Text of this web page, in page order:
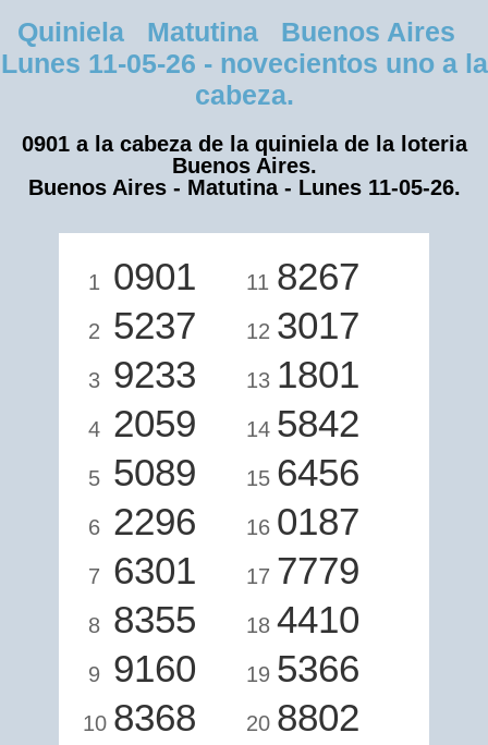
Quiniela Matutina Buenos Aires
Lunes 11-05-26 - novecientos uno a la
cabeza.
0901 a la cabeza de la quiniela de la loteria
Buenos Aires.
Buenos Aires - Matutina - Lunes 11-05-26.
1 0901
2 5237
3 9233
4 2059
5 5089
6 2296
7 6301
8 8355
9 9160
10 8368
11 8267
12 3017
13 1801
14 5842
15 6456
16 0187
17 7779
18 4410
19 5366
20 8802